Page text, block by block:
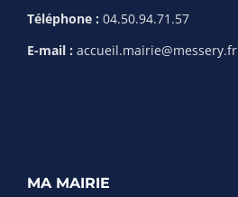
Téléphone : 04.50.94.71.57
E-mail : accueil.mairie@messery.fr
MA MAIRIE